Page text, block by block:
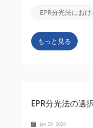
があります。こ
EPR分光法にお
もっと見る
EPR分光法の選
Jan 29 , 2024